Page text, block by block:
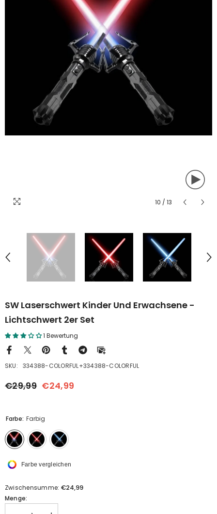
10 / 13
SW Laserschwert Kinder Und Erwachsene -
Lichtschwert 2er Set
1 Bewertung
SKU: 334388-COLORFUL+334388-COLORFUL
€29,99 €24,99
Farbe: Farbig
Farbe vergleichen
Zwischensumme: €24,99
Menge: